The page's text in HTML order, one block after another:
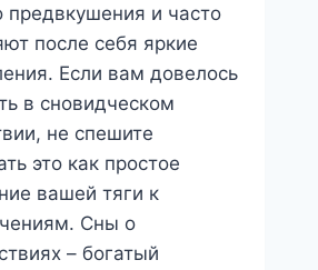
предвкушения и часто
после себя яркие
Если вам довелось
в сновидческом
не спешите
это как простое
вашей тяги к
Сны о
– богатый